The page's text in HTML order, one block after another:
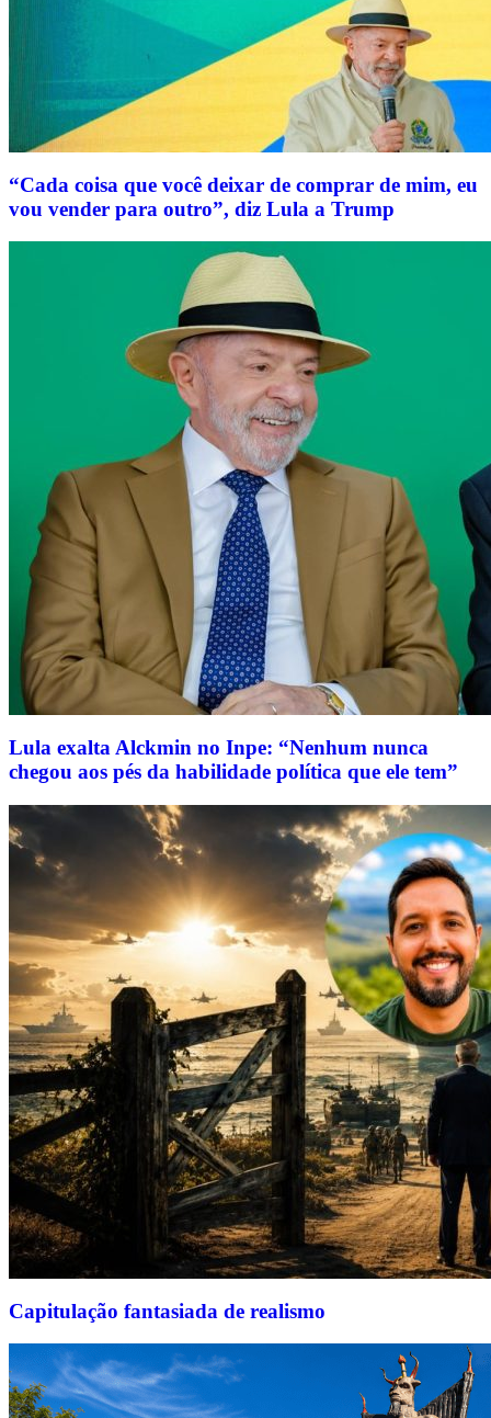
“Cada coisa que você deixar de comprar de mim, eu
vou vender para outro”, diz Lula a Trump
Lula exalta Alckmin no Inpe: “Nenhum nunca
chegou aos pés da habilidade política que ele tem”
Capitulação fantasiada de realismo